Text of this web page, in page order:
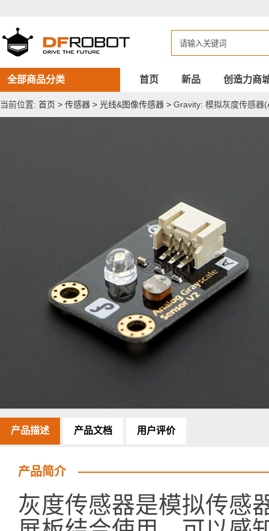
灰
度
传
感
器
(Arduino
兼
容)
全部商品分类 首页 新品 创造力商
当前位置: 首页 > 传感器 > 光线&图像传感器 > Gravity: 模拟灰度传感器
产品描述 产品文档 用户评价
产品简介
灰度传感器是模拟传感